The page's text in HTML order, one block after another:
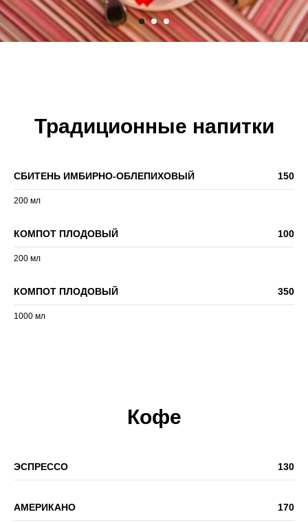
Традиционные напитки
СБИТЕНЬ ИМБИРНО-ОБЛЕПИХОВЫЙ 150
200 мл
КОМПОТ ПЛОДОВЫЙ 100
200 мл
КОМПОТ ПЛОДОВЫЙ 350
1000 мл
Кофе
ЭСПРЕССО 130
АМЕРИКАНО 170